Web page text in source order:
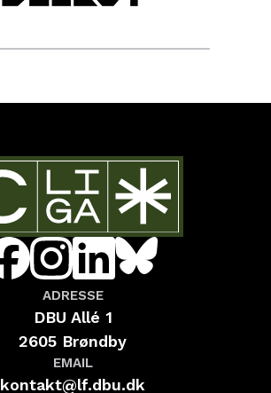
ADRESSE
DBU Allé 1
2605 Brøndby
EMAIL
kontakt@lf.dbu.dk